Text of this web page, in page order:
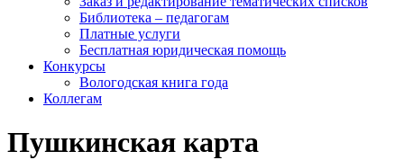
Библиотека – педагогам
Платные услуги
Бесплатная юридическая помощь
Конкурсы
Вологодская книга года
Коллегам
Пушкинская карта